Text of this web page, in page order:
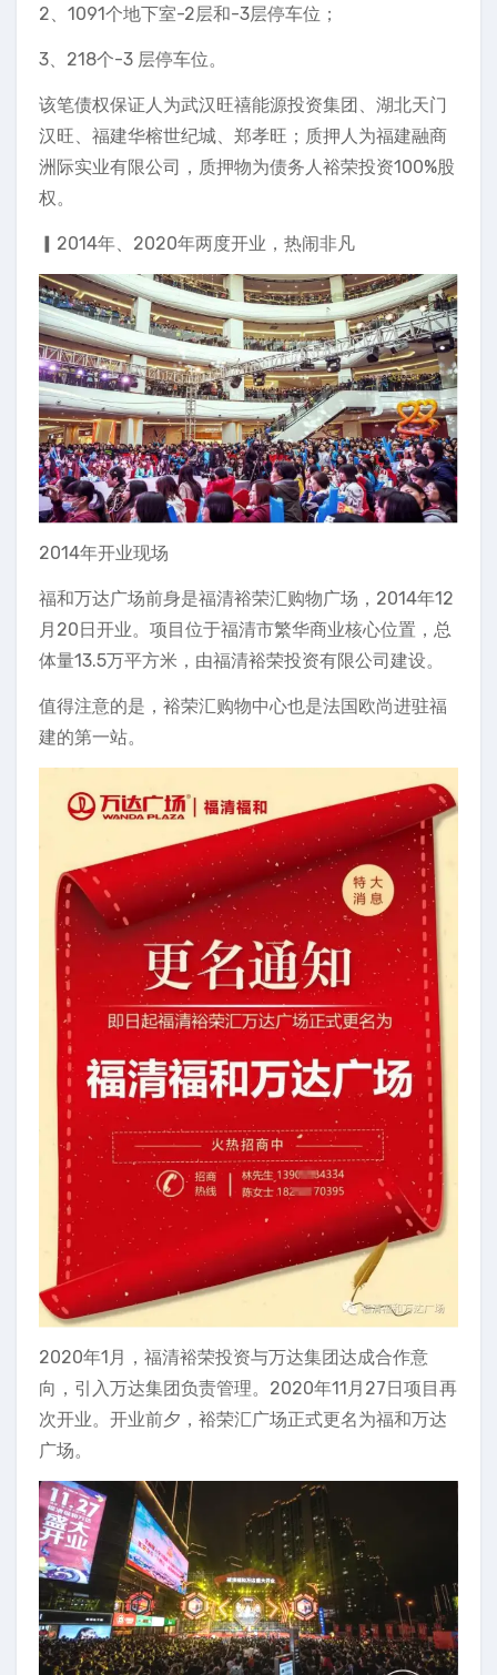
2、1091个地下室-2层和-3层停车位；
3、218个-3 层停车位。
该笔债权保证人为武汉旺禧能源投资集团、湖北天门
汉旺、福建华榕世纪城、郑孝旺；质押人为福建融商
洲际实业有限公司，质押物为债务人裕荣投资100%股
权。
▎2014年、2020年两度开业，热闹非凡
2014年开业现场
福和万达广场前身是福清裕荣汇购物广场，2014年12
月20日开业。项目位于福清市繁华商业核心位置，总
体量13.5万平方米，由福清裕荣投资有限公司建设。
值得注意的是，裕荣汇购物中心也是法国欧尚进驻福
建的第一站。
2020年1月，福清裕荣投资与万达集团达成合作意
向，引入万达集团负责管理。2020年11月27日项目再
次开业。开业前夕，裕荣汇广场正式更名为福和万达
广场。